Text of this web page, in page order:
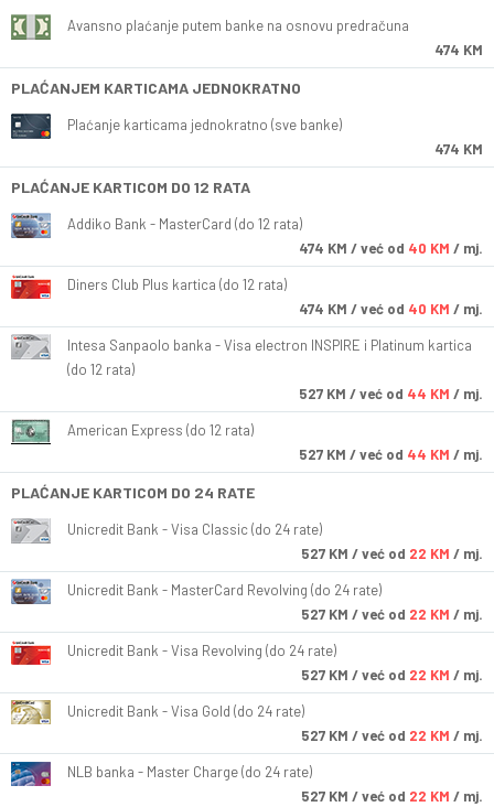
Avansno plaćanje putem banke na osnovu predračuna
474 KM
PLAĆANJEM KARTICAMA JEDNOKRATNO
Plaćanje karticama jednokratno (sve banke)
474 KM
PLAĆANJE KARTICOM DO 12 RATA
Addiko Bank - MasterCard (do 12 rata)
474 KM / već od 40 KM / mj.
Diners Club Plus kartica (do 12 rata)
474 KM / već od 40 KM / mj.
Intesa Sanpaolo banka - Visa electron INSPIRE i Platinum kartica
(do 12 rata)
527 KM / već od 44 KM / mj.
American Express (do 12 rata)
527 KM / već od 44 KM / mj.
PLAĆANJE KARTICOM DO 24 RATE
Unicredit Bank - Visa Classic (do 24 rate)
527 KM / već od 22 KM / mj.
Unicredit Bank - MasterCard Revolving (do 24 rate)
527 KM / već od 22 KM / mj.
Unicredit Bank - Visa Revolving (do 24 rate)
527 KM / već od 22 KM / mj.
Unicredit Bank - Visa Gold (do 24 rate)
527 KM / već od 22 KM / mj.
NLB banka - Master Charge (do 24 rate)
527 KM / već od 22 KM / mj.